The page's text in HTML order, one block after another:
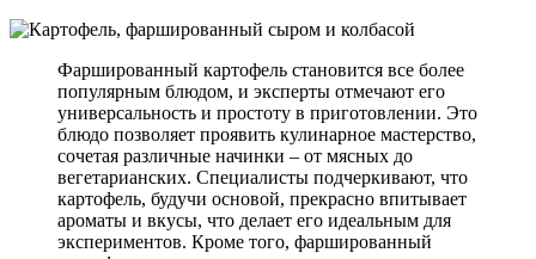
Фаршированный картофель становится все более
популярным блюдом, и эксперты отмечают его
универсальность и простоту в приготовлении. Это
блюдо позволяет проявить кулинарное мастерство,
сочетая различные начинки – от мясных до
вегетарианских. Специалисты подчеркивают, что
картофель, будучи основой, прекрасно впитывает
ароматы и вкусы, что делает его идеальным для
экспериментов. Кроме того, фаршированный